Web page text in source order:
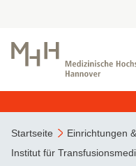
Startseite Einrichtungen
Institut für